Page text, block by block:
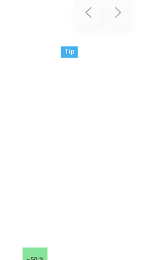
Previous
Tip
Next